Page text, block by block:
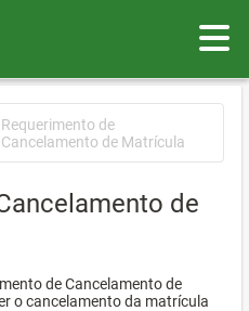
Requerimento de
Cancelamento de Matrícula
de
de Cancelamento de
o cancelamento da matrícula